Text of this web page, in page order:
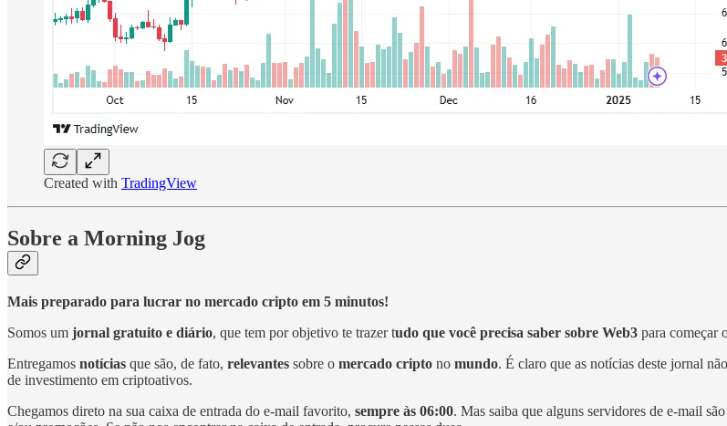
Created with TradingView
Sobre a Morning Jog
Mais preparado para lucrar no mercado cripto em 5 minutos!
Somos um jornal gratuito e diário, que tem por objetivo te trazer tudo que você precisa saber sobre Web3 para começar
Entregamos notícias que são, de fato, relevantes sobre o mercado cripto no mundo. É claro que as notícias deste jornal
de investimento em criptoativos.
Chegamos direto na sua caixa de entrada do e-mail favorito, sempre às 06:00. Mas saiba que alguns servidores de e-mail